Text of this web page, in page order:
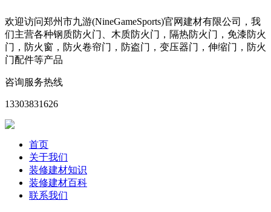
欢迎访问郑州市九游(NineGameSports)官网建材有限公司，我
们主营各种钢质防火门、木质防火门，隔热防火门，免漆防火
门，防火窗，防火卷帘门，防盗门，变压器门，伸缩门，防火
门配件等产品
咨询服务热线
13303831626
首页
关于我们
装修建材知识
装修建材百科
联系我们